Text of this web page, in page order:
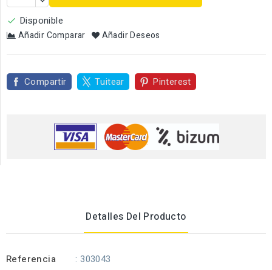
 Disponible
Añadir Comparar Añadir Deseos
Compartir Tuitear Pinterest
Detalles Del Producto
Referencia : 303043